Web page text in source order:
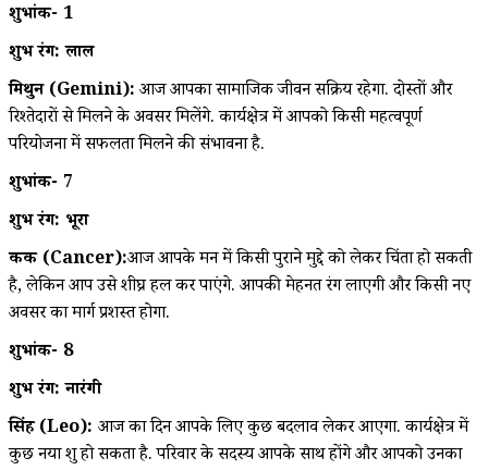
शुभांक- 1
शुभ रंग: लाल
मिथुन (Gemini): आज आपका सामाजिक जीवन सक्रिय रहेगा. दोस्तों और
रिश्तेदारों से मिलने के अवसर मिलेंगे. कार्यक्षेत्र में आपको किसी महत्वपूर्ण
परियोजना में सफलता मिलने की संभावना है.
शुभांक- 7
शुभ रंग: भूरा
कर्क (Cancer):आज आपके मन में किसी पुराने मुद्दे को लेकर चिंता हो सकती
है, लेकिन आप उसे शीघ्र हल कर पाएंगे. आपकी मेहनत रंग लाएगी और किसी नए
अवसर का मार्ग प्रशस्त होगा.
शुभांक- 8
शुभ रंग: नारंगी
सिंह (Leo): आज का दिन आपके लिए कुछ बदलाव लेकर आएगा. कार्यक्षेत्र में
कुछ नया शुरू हो सकता है. परिवार के सदस्य आपके साथ होंगे और आपको उनका